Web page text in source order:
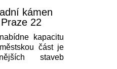
kámen
22
kapacitu
část je
staveb